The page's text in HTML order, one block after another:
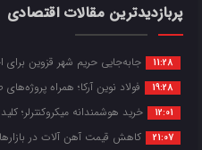
پربازدیدترین مقالات اقتصادی
11:28 جابه‌جایی حریم شهر قزوین برای
19:28 فولاد نوین آرکا؛ همراه
12:01 خرید هوشمندانه میکروکنترلر؛
21:07 کاهش قیمت آهن آلات در